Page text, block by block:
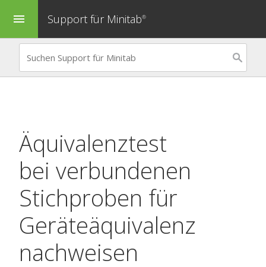
menu Support für Minitab®
Äquivalenztest
bei verbundenen
Stichproben für
Geräteäquivalenz
nachweisen